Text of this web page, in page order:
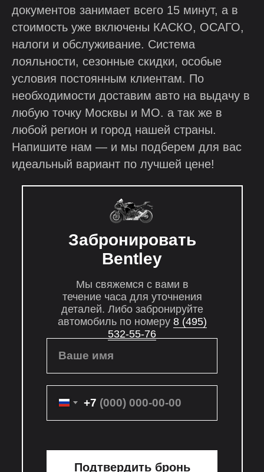
документов занимает всего 15 минут, а в
стоимость уже включены КАСКО, ОСАГО,
налоги и обслуживание. Система
лояльности, сезонные скидки, особые
условия постоянным клиентам. По
необходимости доставим авто на выдачу в
любую точку Москвы и МО. а так же в
любой регион и город нашей страны.
Напишите нам — и мы подберем для вас
идеальный вариант по лучшей цене!
Забронировать
Bentley
Мы свяжемся с вами в
течение часа для уточнения
деталей. Либо забронируйте
автомобиль по номеру 8 (495)
532-55-76
Ваше имя
+7
Подтвердить бронь